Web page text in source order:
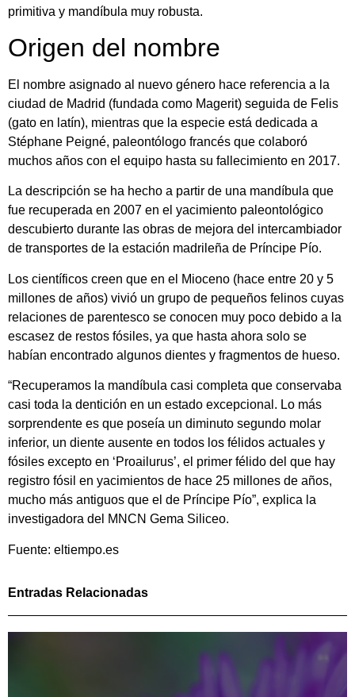
primitiva y mandíbula muy robusta.
Origen del nombre
El nombre asignado al nuevo género hace referencia a la
ciudad de Madrid (fundada como Magerit) seguida de Felis
(gato en latín), mientras que la especie está dedicada a
Stéphane Peigné, paleontólogo francés que colaboró
muchos años con el equipo hasta su fallecimiento en 2017.
La descripción se ha hecho a partir de una mandíbula que
fue recuperada en 2007 en el yacimiento paleontológico
descubierto durante las obras de mejora del intercambiador
de transportes de la estación madrileña de Príncipe Pío.
Los científicos creen que en el Mioceno (hace entre 20 y 5
millones de años) vivió un grupo de pequeños felinos cuyas
relaciones de parentesco se conocen muy poco debido a la
escasez de restos fósiles, ya que hasta ahora solo se
habían encontrado algunos dientes y fragmentos de hueso.
“Recuperamos la mandíbula casi completa que conservaba
casi toda la dentición en un estado excepcional. Lo más
sorprendente es que poseía un diminuto segundo molar
inferior, un diente ausente en todos los félidos actuales y
fósiles excepto en ‘Proailurus’, el primer félido del que hay
registro fósil en yacimientos de hace 25 millones de años,
mucho más antiguos que el de Príncipe Pío”, explica la
investigadora del MNCN Gema Siliceo.
Fuente: eltiempo.es
Entradas Relacionadas